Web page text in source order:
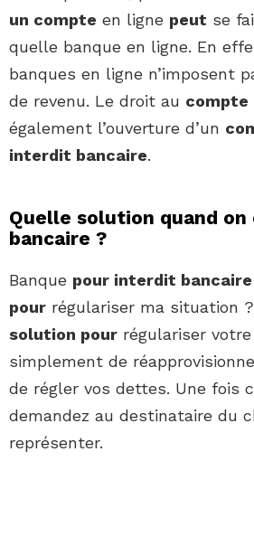
un compte en ligne peut se
quelle banque en ligne. En
banques en ligne n’imposent
de revenu. Le droit au compte
également l’ouverture d’un
interdit bancaire.
Quelle solution quand
bancaire ?
Banque pour interdit bancaire
pour régulariser ma situation
solution pour régulariser
simplement de
de régler vos dettes. Une fois
demandez au destinataire du
représenter.